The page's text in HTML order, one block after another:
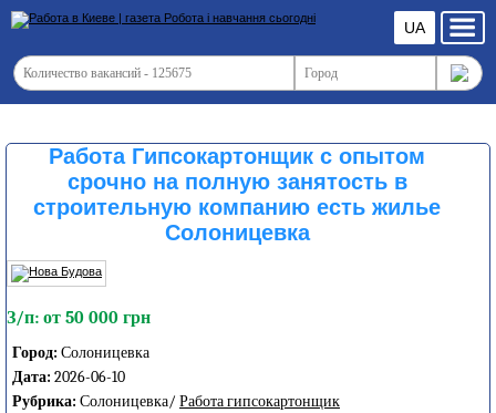
UA
Работа Гипсокартонщик с опытом
срочно на полную занятость в
строительную компанию есть жилье
Солоницевка
З/п: от 50 000 грн
Город: Солоницевка
Дата: 2026-06-10
Рубрика: Солоницевка/ Работа гипсокартонщик